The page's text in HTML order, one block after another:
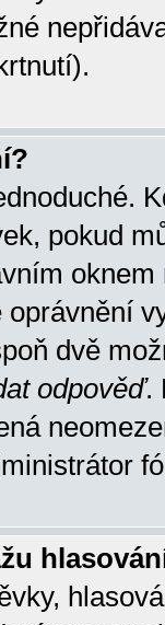
pokud
oknem
dvě
odpověď.